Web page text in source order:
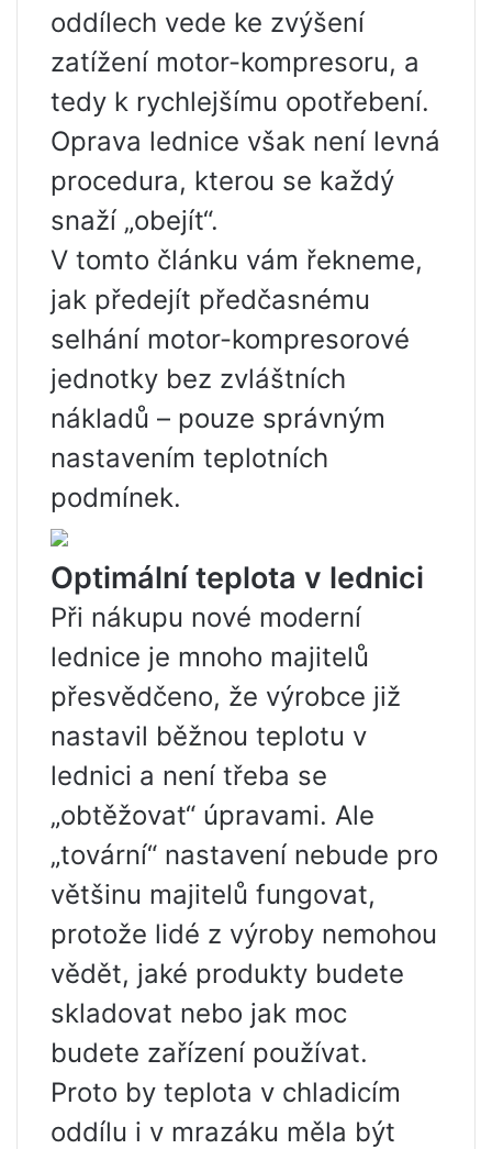
oddílech vede ke zvýšení
zatížení motor-kompresoru, a
tedy k rychlejšímu opotřebení.
Oprava lednice však není levná
procedura, kterou se každý
snaží „obejít“.
V tomto článku vám řekneme,
jak předejít předčasnému
selhání motor-kompresorové
jednotky bez zvláštních
nákladů – pouze správným
nastavením teplotních
podmínek.
Optimální teplota v lednici
Při nákupu nové moderní
lednice je mnoho majitelů
přesvědčeno, že výrobce již
nastavil běžnou teplotu v
lednici a není třeba se
„obtěžovat“ úpravami. Ale
„tovární“ nastavení nebude pro
většinu majitelů fungovat,
protože lidé z výroby nemohou
vědět, jaké produkty budete
skladovat nebo jak moc
budete zařízení používat.
Proto by teplota v chladicím
oddílu i v mrazáku měla být